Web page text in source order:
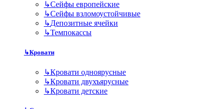
↳Сейфы европейские
↳Сейфы взломоустойчивые
↳Депозитные ячейки
↳Темпокассы
↳Кровати
↳Кровати одноярусные
↳Кровати двухъярусные
↳Кровати детские